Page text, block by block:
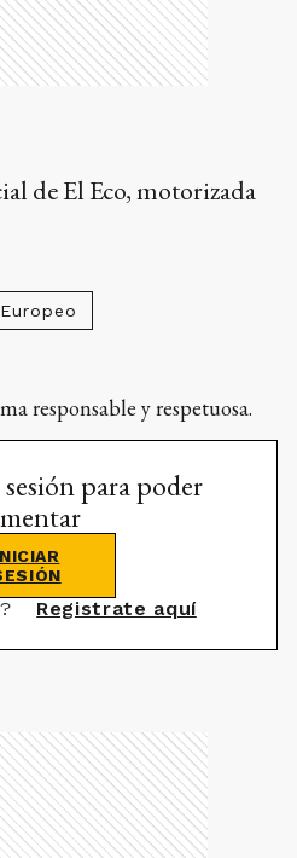
de El Eco, motorizada
responsable y respetuosa.
para poder
Registrate aquí